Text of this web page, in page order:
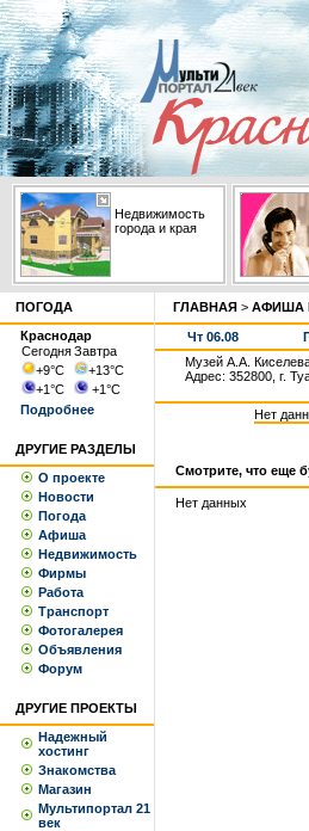
Недвижимость
города и края
ПОГОДА
Краснодар
СегодняЗавтра
+9°С +13°С
+1°С +1°С
Подробнее
ДРУГИЕ РАЗДЕЛЫ
О проекте
Новости
Погода
Афиша
Недвижимость
Фирмы
Работа
Транспорт
Фотогалерея
Объявления
Форум
ДРУГИЕ ПРОЕКТЫ
Надежный
хостинг
Знакомства
Магазин
Мультипортал 21
век
ГЛАВНАЯ > АФИША
Чт 06.08
Музей А.А.
Адрес: 352800, г.
Нет
Смотрите, что еще
Нет данных